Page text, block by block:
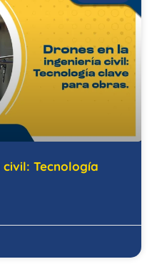
Tecnología